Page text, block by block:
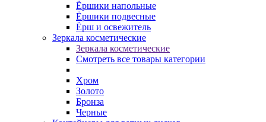
Ёршики напольные
Ёршики подвесные
Ёрш и освежитель
Зеркала косметические
Зеркала косметические
Смотреть все товары категории
Хром
Золото
Бронза
Черные